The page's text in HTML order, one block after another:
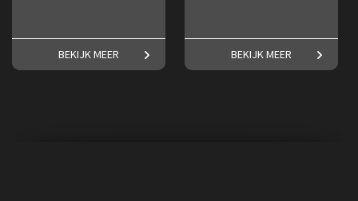
BEKIJK MEER BEKIJK MEER